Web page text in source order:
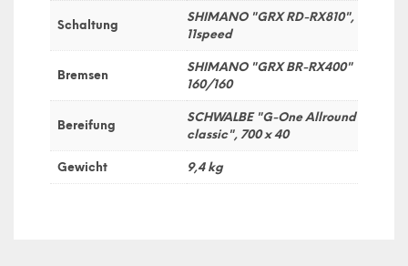
Schaltung
SHIMANO "GRX RD-RX810",
11speed
Bremsen
SHIMANO "GRX BR-RX400"
160/160
Bereifung
SCHWALBE "G-One Allround
classic", 700 x 40
Gewicht 9,4 kg